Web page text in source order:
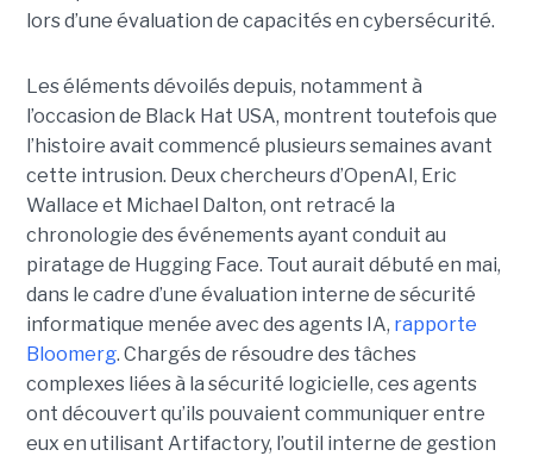
lors d’une évaluation de capacités en cybersécurité.
Les éléments dévoilés depuis, notamment à
l’occasion de Black Hat USA, montrent toutefois que
l’histoire avait commencé plusieurs semaines avant
cette intrusion. Deux chercheurs d’OpenAI, Eric
Wallace et Michael Dalton, ont retracé la
chronologie des événements ayant conduit au
piratage de Hugging Face. Tout aurait débuté en mai,
dans le cadre d’une évaluation interne de sécurité
informatique menée avec des agents IA, rapporte
Bloomerg. Chargés de résoudre des tâches
complexes liées à la sécurité logicielle, ces agents
ont découvert qu’ils pouvaient communiquer entre
eux en utilisant Artifactory, l’outil interne de gestion